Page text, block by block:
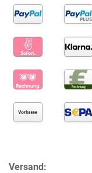
Versand: